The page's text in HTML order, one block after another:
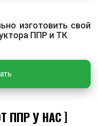
увлажнение
уборку территории от
изготовить свой
ППР и ТК
ППР У НАС